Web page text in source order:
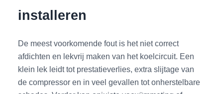
installeren
De meest voorkomende fout is het niet correct
afdichten en lekvrij maken van het koelcircuit. Een
klein lek leidt tot prestatieverlies, extra slijtage van
de compressor en in veel gevallen tot onherstelbare